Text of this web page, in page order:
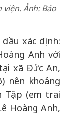
Ảnh: Báo
xác định:
Anh với
xã Đức An,
nên khoảng
Tập (em trai
Hoàng Anh,